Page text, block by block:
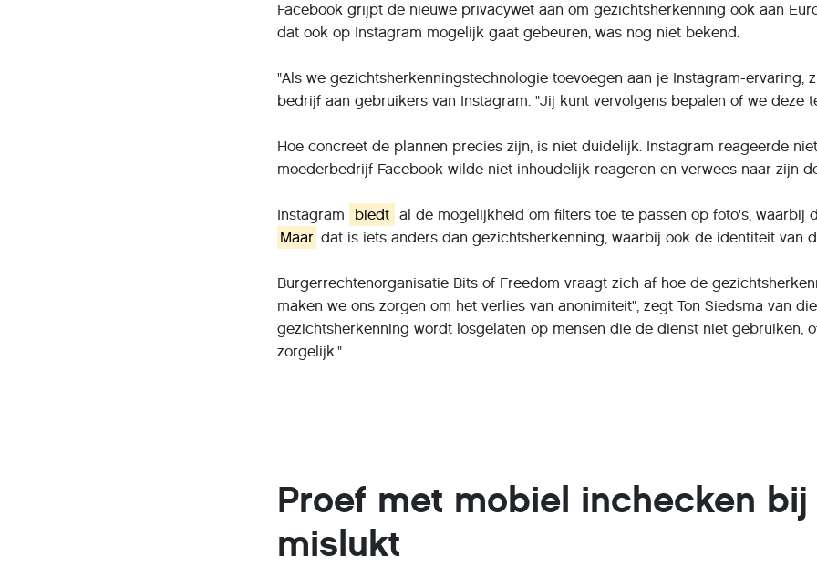
Facebook grijpt de nieuwe privacywet aan om gezichtsherkenning ook aan
dat ook op Instagram mogelijk gaat gebeuren, was nog niet bekend.
"Als we gezichtsherkenningstechnologie toevoegen aan je Instagram-ervaring,
bedrijf aan gebruikers van Instagram. "Jij kunt vervolgens bepalen of we deze
Hoe concreet de plannen precies zijn, is niet duidelijk. Instagram reageerde
moederbedrijf Facebook wilde niet inhoudelijk reageren en verwees naar zijn
Instagram biedt al de mogelijkheid om filters toe te passen op foto's, waarbij
Maar dat is iets anders dan gezichtsherkenning, waarbij ook de identiteit van
Burgerrechtenorganisatie Bits of Freedom vraagt zich af hoe de
maken we ons zorgen om het verlies van anonimiteit", zegt Ton Siedsma van
gezichtsherkenning wordt losgelaten op mensen die de dienst niet gebruiken,
zorgelijk."
Proef met mobiel inchecken bij
mislukt